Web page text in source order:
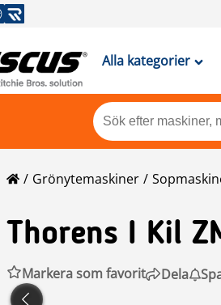
Alla kategorier
Grönytemaskiner
Thorens I Kil
Markera som favorit Dela